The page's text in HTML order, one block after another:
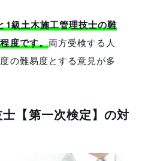
1級土木施工管理技士の難
度です。両方受検する人
の難易度とする意見が多
【第一次検定】の対